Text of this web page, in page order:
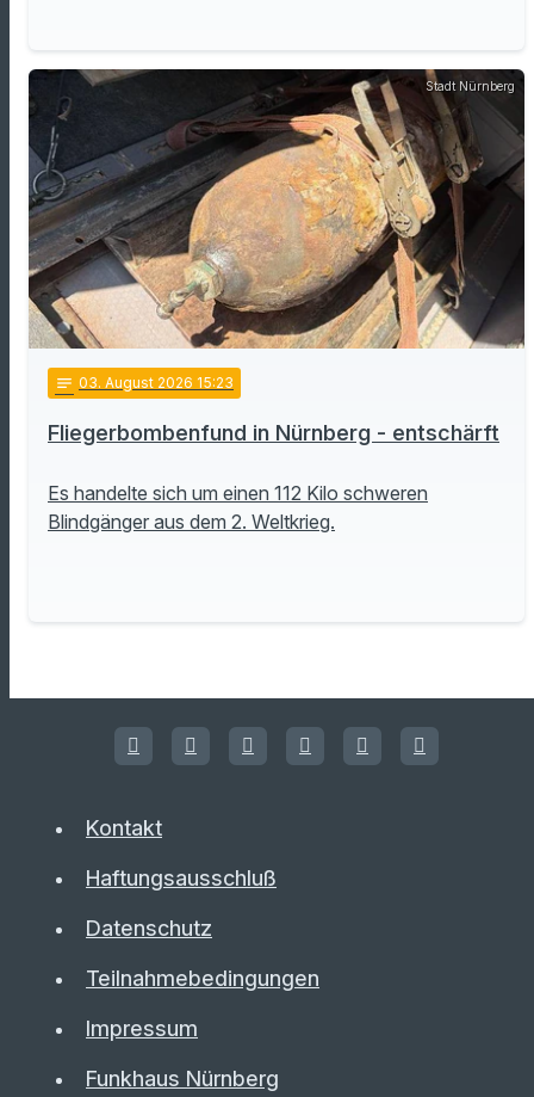
Stadt Nürnberg
notes 03. August 2026 15:23
Fliegerbombenfund in Nürnberg - entschärft
Es handelte sich um einen 112 Kilo schweren
Blindgänger aus dem 2. Weltkrieg.
Kontakt
Haftungsausschluß
Datenschutz
Teilnahmebedingungen
Impressum
Funkhaus Nürnberg